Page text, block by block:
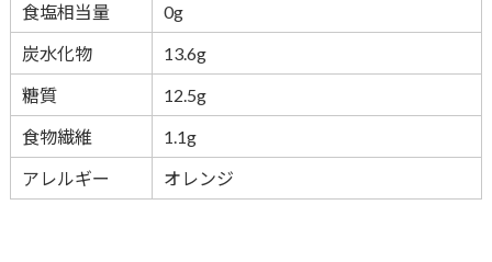
食塩相当量
0g
炭水化物
13.6g
糖質
12.5g
食物繊維
1.1g
アレルギー
オレンジ